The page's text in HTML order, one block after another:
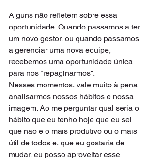
Alguns não refletem sobre essa
oportunidade. Quando passamos a ter
um novo gestor, ou quando passamos
a gerenciar uma nova equipe,
recebemos uma oportunidade única
para nos “repaginarmos”.
Nesses momentos, vale muito à pena
analisarmos nossos hábitos e nossa
imagem. Ao me perguntar qual seria o
hábito que eu tenho hoje que eu sei
que não é o mais produtivo ou o mais
útil de todos e, que eu gostaria de
mudar, eu posso aproveitar esse